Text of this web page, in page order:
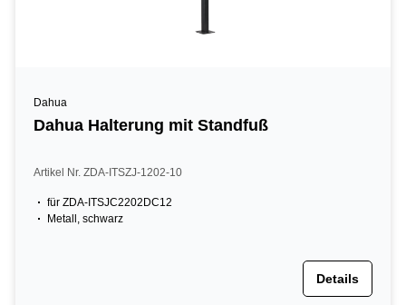
Dahua
Dahua Halterung mit Standfuß
Artikel Nr. ZDA-ITSZJ-1202-10
für ZDA-ITSJC2202DC12
Metall, schwarz
Details